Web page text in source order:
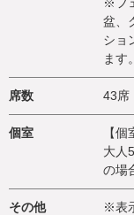
盆、
ショ
ます。
席数 43席
個室
【
大人
の場
その他 ※表